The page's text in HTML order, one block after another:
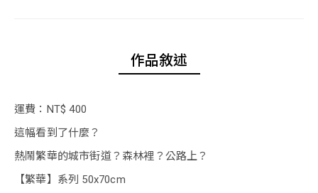
作品敘述
運費：NT$ 400
這幅看到了什麼？
熱鬧繁華的城市街道？森林裡？公路上？
【繁華】系列 50x70cm